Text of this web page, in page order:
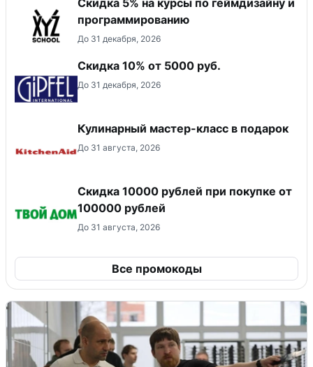
программированию
До 31 декабря, 2026
Скидка 10% от 5000 руб.
До 31 декабря, 2026
Кулинарный мастер-класс в подарок
До 31 августа, 2026
Скидка 10000 рублей при покупке от
100000 рублей
До 31 августа, 2026
Все промокоды